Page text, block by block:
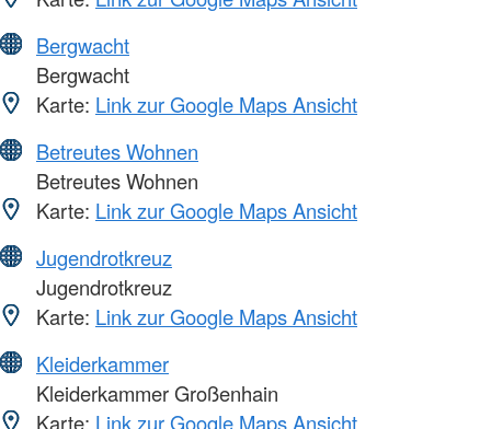
Bergwacht
Bergwacht
Karte: Link zur Google Maps Ansicht
Betreutes Wohnen
Betreutes Wohnen
Karte: Link zur Google Maps Ansicht
Jugendrotkreuz
Jugendrotkreuz
Karte: Link zur Google Maps Ansicht
Kleiderkammer
Kleiderkammer Großenhain
Karte: Link zur Google Maps Ansicht